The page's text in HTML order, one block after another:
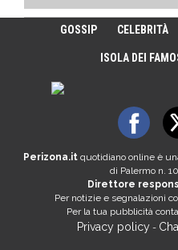
GOSSIP CELEBRITÀ
ISOLA DEI
Perizona.it quotidiano online è
di Palermo n.
Direttore
Per notizie e segnalazioni
Per la tua pubblicità
Privacy policy-